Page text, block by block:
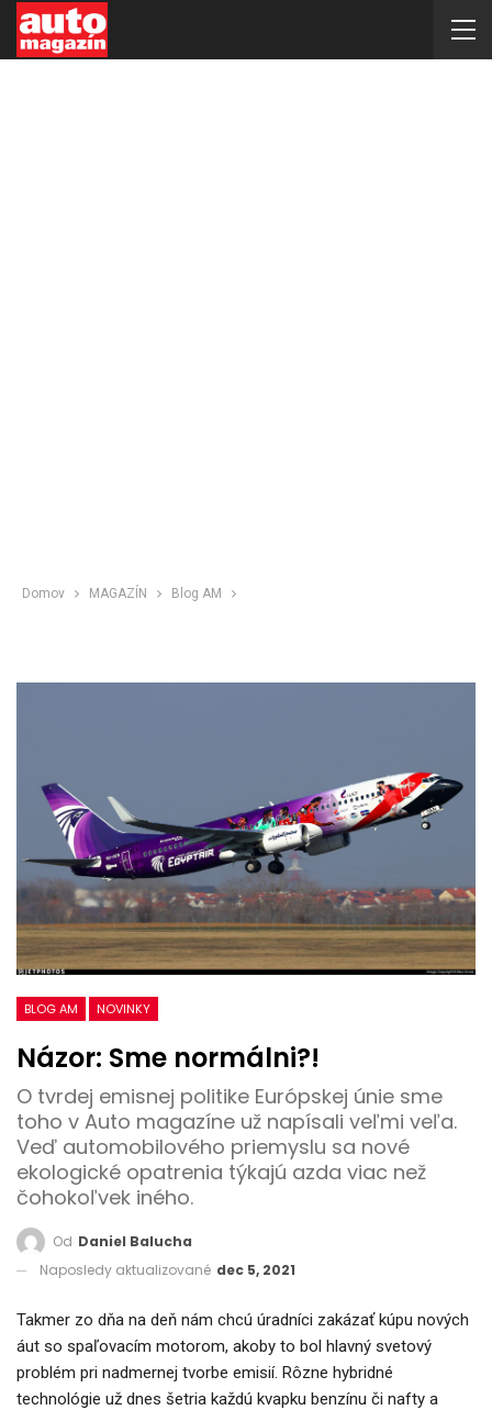
Domov MAGAZÍN Blog AM
BLOG AM NOVINKY
Názor: Sme normálni?!
O tvrdej emisnej politike Európskej únie sme
toho v Auto magazíne už napísali veľmi veľa.
Veď automobilového priemyslu sa nové
ekologické opatrenia týkajú azda viac než
čohokoľvek iného.
Od Daniel Balucha
Naposledy aktualizované dec 5, 2021
Takmer zo dňa na deň nám chcú úradníci zakázať kúpu nových
áut so spaľovacím motorom, akoby to bol hlavný svetový
problém pri nadmernej tvorbe emisií. Rôzne hybridné
technológie už dnes šetria každú kvapku benzínu či nafty a